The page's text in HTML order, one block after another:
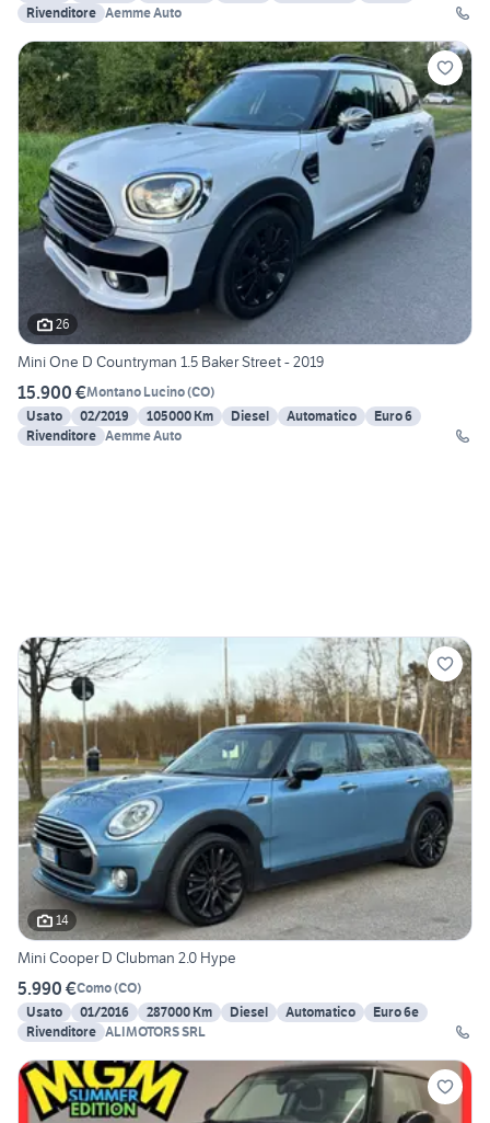
Rivenditore Aemme Auto
26
Mini One D Countryman 1.5 Baker Street - 2019
15.900 €Montano Lucino(CO)
Usato
02/2019 105000 Km Diesel Automatico
Euro 6
Rivenditore Aemme Auto
14
Mini Cooper D Clubman 2.0 Hype
5.990 €Como(CO)
Usato
01/2016 287000 Km Diesel Automatico
Euro 6e
Rivenditore ALIMOTORS SRL